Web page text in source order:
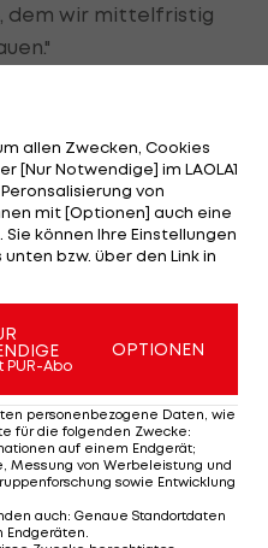
dem wir mittelfristig
bin sehr stolz darauf,
in Leverkusen sind
zu herausragenden
👋🇧🇷⚫️❤️
Matos
von
Bayer-
kommenden
allen Zwecken, Cookies
[Nur Notwendige] im LAOLA1
von
mit [Optionen] auch eine
können Ihre Einstellungen
bzw. über den Link in
Abo
OPTIONEN
personenbezogene Daten, wie
für die folgenden Zwecke:
auf einem Endgerät;
Messung von Werbeleistung und
sowie Entwicklung
auch: Genaue Standortdaten
Endgeräten